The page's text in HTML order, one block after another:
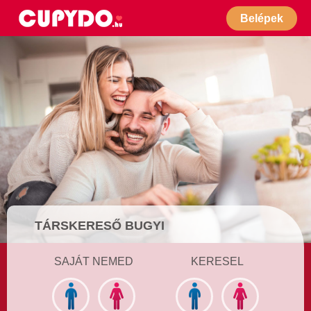
Belépek
TÁRSKERESŐ BUGYI
SAJÁT NEMED KERESEL